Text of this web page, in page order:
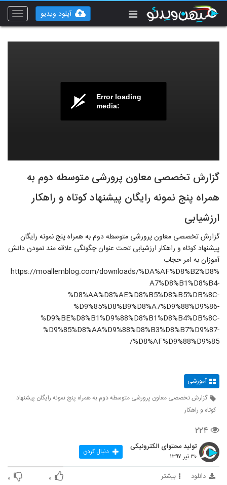
Toggle
آپلود ویدیو
Error loading
media:
گزارش تخصصی معاون پرورشی متوسطه دوم به
همراه پنج نمونه رایگان پیشنهاد کوتاه و راهکار
ارزشیابی
گزارش تخصصی معاون پرورشی متوسطه دوم به همراه پنج نمونه رایگان
پیشنهاد کوتاه و راهکار ارزشیابی تحت عنوان چگونگی علاقه مند نمودن دانش
آموزان به امر حجاب
https://moallemblog.com/downloads/%DA%AF%D8%B2%D8%
A7%D8%B1%D8%B4-
%D8%AA%D8%AE%D8%B5%D8%B5%DB%8C-
%D9%85%D8%B9%D8%A7%D9%88%D9%86-
%D9%BE%D8%B1%D9%88%D8%B1%D8%B4%DB%8C-
%D9%85%D8%AA%D9%88%D8%B3%D8%B7%D9%87-
%D8%AF%D9%88%D9%85/
آموزشی
گزارش تخصصی معاون پرورشی متوسطه دوم به همراه پنج نمونه رایگان پیشنهاد
کوتاه و راهکار
۲۲۴
تولید محتوای الکترونیکی
۳۰ تیر ۱۳۹۷ دنبال کردن
دانلود بیشتر ۰ ۰